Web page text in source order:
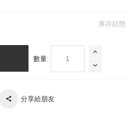
庫存狀
數量:
分享給朋友